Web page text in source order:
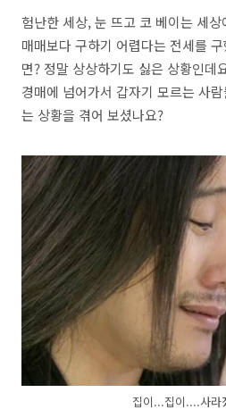
험난한 세상, 눈 뜨고 코 베이는 세
매매보다 구하기 어렵다는 전세를
면? 정말 상상하기도 싫은 상황인데
경매에 넘어가서 갑자기 모르는 사
는 상황을 겪어 보셨나요?
집이...집이....사